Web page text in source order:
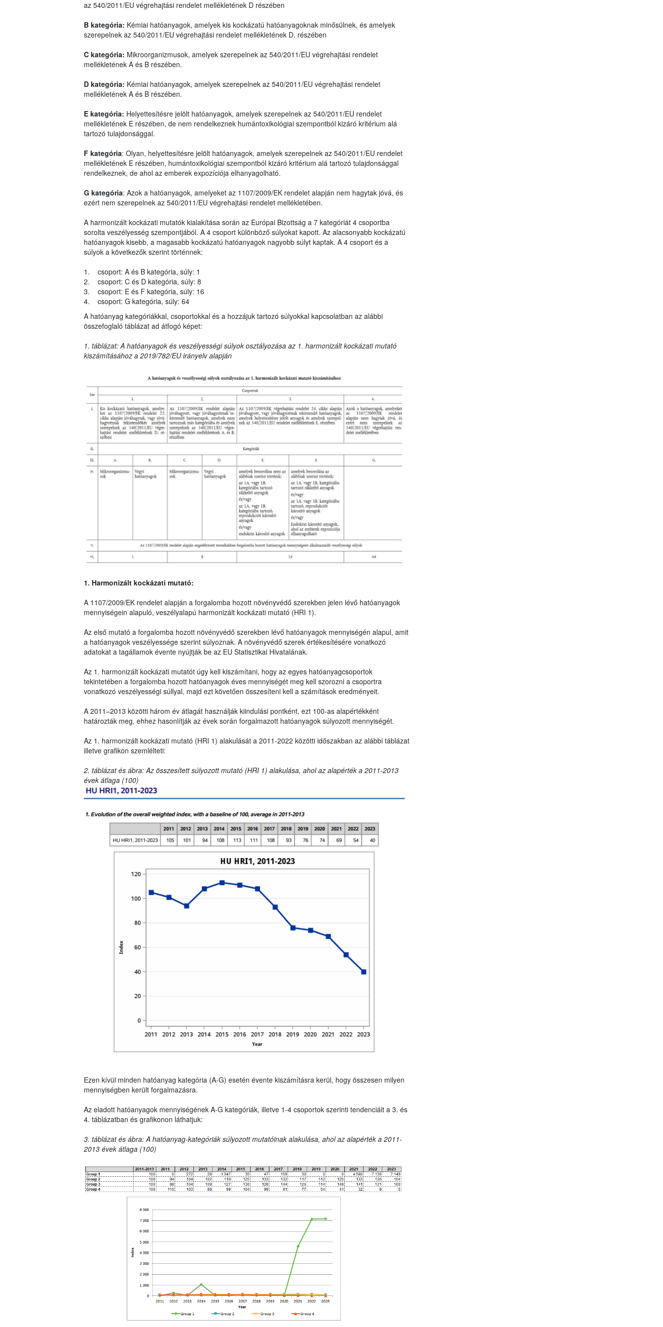
az 540/2011/EU végrehajtási rendelet mellékletének D részében
B kategória: Kémiai hatóanyagok, amelyek kis kockázatú hatóanyagoknak minősülnek, és amelyek
szerepelnek az 540/2011/EU végrehajtási rendelet mellékletének D. részében
C kategória: Mikroorganizmusok, amelyek szerepelnek az 540/2011/EU végrehajtási rendelet
mellékletének A és B részében.
D kategória: Kémiai hatóanyagok, amelyek szerepelnek az 540/2011/EU végrehajtási rendelet
mellékletének A és B részében.
E kategória: Helyettesítésre jelölt hatóanyagok, amelyek szerepelnek az 540/2011/EU rendelet
mellékletének E részében, de nem rendelkeznek humántoxikológiai szempontból kizáró kritérium alá
tartozó tulajdonsággal.
F kategória: Olyan, helyettesítésre jelölt hatóanyagok, amelyek szerepelnek az 540/2011/EU rendelet
mellékletének E részében, humántoxikológiai szempontból kizáró kritérium alá tartozó tulajdonsággal
rendelkeznek, de ahol az emberek expozíciója elhanyagolható.
G kategória: Azok a hatóanyagok, amelyeket az 1107/2009/EK rendelet alapján nem hagytak jóvá, és
ezért nem szerepelnek az 540/2011/EU végrehajtási rendelet mellékletében.
A harmonizált kockázati mutatók kialakítása során az Európai Bizottság a 7 kategóriát 4 csoportba
sorolta veszélyesség szempontjából. A 4 csoport különböző súlyokat kapott. Az alacsonyabb kockázatú
hatóanyagok kisebb, a magasabb kockázatú hatóanyagok nagyobb súlyt kaptak. A 4 csoport és a
súlyok a következők szerint történnek:
1. csoport: A és B kategória, súly: 1
2. csoport: C és D kategória, súly: 8
3. csoport: E és F kategória, súly: 16
4. csoport: G kategória, súly: 64
A hatóanyag kategóriákkal, csoportokkal és a hozzájuk tartozó súlyokkal kapcsolatban az alábbi
összefoglaló táblázat ad átfogó képet:
1. táblázat: A hatóanyagok és veszélyességi súlyok osztályozása az 1. harmonizált kockázati mutató
kiszámításához a 2019/782/EU irányelv alapján
1. Harmonizált kockázati mutató:
A 1107/2009/EK rendelet alapján a forgalomba hozott növényvédő szerekben jelen lévő hatóanyagok
mennyiségein alapuló, veszélyalapú harmonizált kockázati mutató (HRI 1).
Az első mutató a forgalomba hozott növényvédő szerekben lévő hatóanyagok mennyiségén alapul, amit
a hatóanyagok veszélyessége szerint súlyoznak. A növényvédő szerek értékesítésére vonatkozó
adatokat a tagállamok évente nyújtják be az EU Statisztikai Hivatalának.
Az 1. harmonizált kockázati mutatót úgy kell kiszámítani, hogy az egyes hatóanyagcsoportok
tekintetében a forgalomba hozott hatóanyagok éves mennyiségét meg kell szorozni a csoportra
vonatkozó veszélyességi súllyal, majd ezt követően összesíteni kell a számítások eredményeit.
A 2011–2013 közötti három év átlagát használják kiindulási pontként, ezt 100-as alapértékként
határozták meg, ehhez hasonlítják az évek során forgalmazott hatóanyagok súlyozott mennyiségét.
Az 1. harmonizált kockázati mutató (HRI 1) alakulását a 2011-2022 közötti időszakban az alábbi táblázat
illetve grafikon szemlélteti:
2. táblázat és ábra: Az összesített súlyozott mutató (HRI 1) alakulása, ahol az alapérték a 2011-2013
évek átlaga (100)
Ezen kívül minden hatóanyag kategória (A-G) esetén évente kiszámításra kerül, hogy összesen milyen
mennyiségben került forgalmazásra.
Az eladott hatóanyagok mennyiségének A-G kategóriák, illetve 1-4 csoportok szerinti tendenciáit a 3. és
4. táblázatban és grafikonon láthatjuk:
3. táblázat és ábra: A hatóanyag-kategóriák súlyozott mutatóinak alakulása, ahol az alapérték a 2011-
2013 évek átlaga (100)